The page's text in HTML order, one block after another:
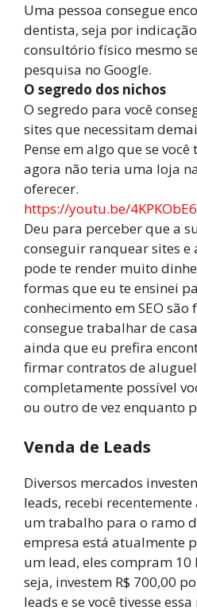
Uma pessoa consegue
dentista, seja por
consultório físico mesmo
pesquisa no Google.
O segredo dos nichos
O segredo para você
sites que necessitam
Pense em algo que se
agora não teria uma loja
oferecer.
https://youtu.be/
Deu para perceber que a
conseguir ranquear sites e
pode te render muito
formas que eu te ensinei
conhecimento em SEO são
consegue trabalhar de
ainda que eu prefira
firmar contratos de
completamente possível
ou outro de vez enquanto
Venda de Leads
Diversos mercados
leads, recebi
um trabalho para o ramo
empresa está atualmente
um lead, eles compram 10
seja, investem R$ 700,00
leads e se você tivesse